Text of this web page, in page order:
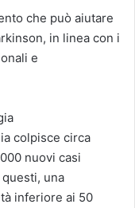
che può aiutare
in linea con i
e
colpisce circa
nuovi casi
una
inferiore ai 50